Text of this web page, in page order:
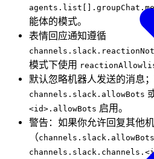
能体的模式。
表情回应通知遵循
模式下使用
默认忽略机器人发送的消息
channels.slack.allowBots
<id>.allowBots 启用。
警告：如果你允许回复其他
（